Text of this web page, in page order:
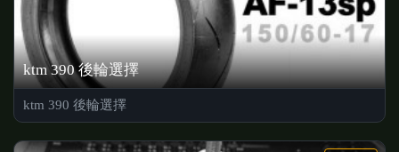
ktm 390 後輪選擇
ktm 390 後輪選擇